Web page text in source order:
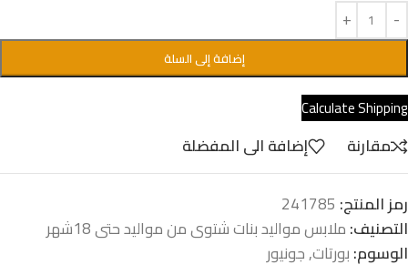
إضافة إلى السلة
Calculate Shipping
مقارنة
إضافة الى المفضلة
رمز المنتج: 241785
التصنيف:ملابس مواليد بنات شتوى من مواليد حتى 18شهر
الوسوم:بورتات,جونيور